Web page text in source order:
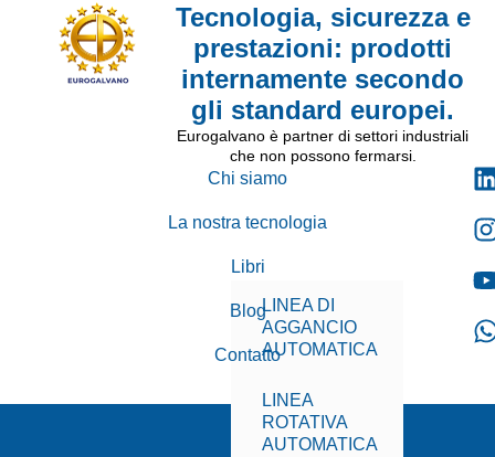
Tecnologia, sicurezza e
prestazioni: prodotti
internamente secondo
gli standard europei.
Eurogalvano è partner di settori industriali
che non possono fermarsi.
Chi siamo
La nostra tecnologia
Libri
LINEA DI
AGGANCIO
AUTOMATICA
LINEA
ROTATIVA
AUTOMATICA
Blog
Contatto